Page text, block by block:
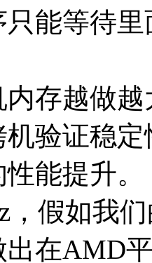
能等待
越做越
验证稳
性能提升
，假如我
出在AMD